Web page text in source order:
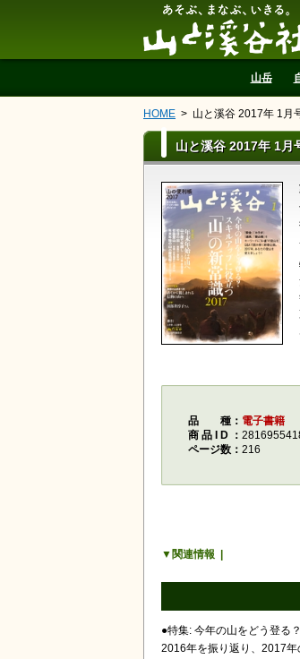
山岳
HOME 山と溪谷 2017年 1月
山と溪谷 2017年 1月
品種電子書籍
商品ID
ページ数
216
関連情報
●特集: 今年の山をどう登る
2016年を振り返り、2017年